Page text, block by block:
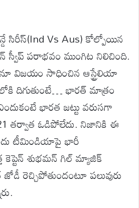
సిరీస్(Ind Vs Aus) కోల్పోయిన
స్వీప్ పరాభవం ముంగిట నిలిచింది.
విజయం సాధించిన ఆస్ట్రేలియా
దిగుతుంటే… భారత్ మాత్రం
భారత జట్టు వరుసగా
తర్వాత ఓడిపోలేదు. నిజానికి ఈ
టీమిండియాపై భారీ
శుభమన్ గిల్ మ్యాజిక్
రెచ్చిపోతుందంటూ పలువురు